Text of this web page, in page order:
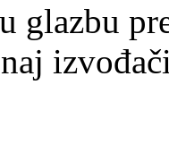
glazbu